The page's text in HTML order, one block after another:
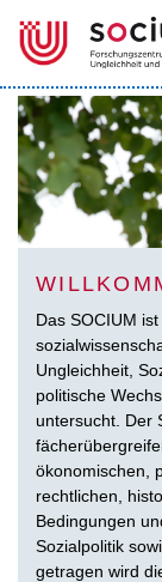
Das SOCIUM
Ungleichheit,
politische
untersucht. Der
ökonomischen,
rechtlichen,
Bedingungen
Sozialpolitik
getragen wird